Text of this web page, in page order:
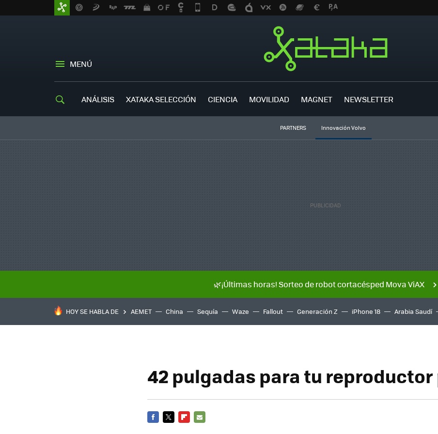
MENÚ
ANÁLISIS XATAKA SELECCIÓN CIENCIA MOVILIDAD MAGNET NEWSLETTER
PARTNERS Innovación Volvo
🌿¡Últimas horas! Sorteo de robot cortacésped Mova ViAX
HOY SE HABLA DE AEMET China Sequía Waze Fallout Generación Z iPhone 18 Arabia Saudí
42 pulgadas para tu